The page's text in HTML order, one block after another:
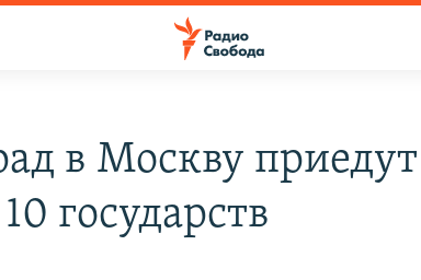
в Москву
государств